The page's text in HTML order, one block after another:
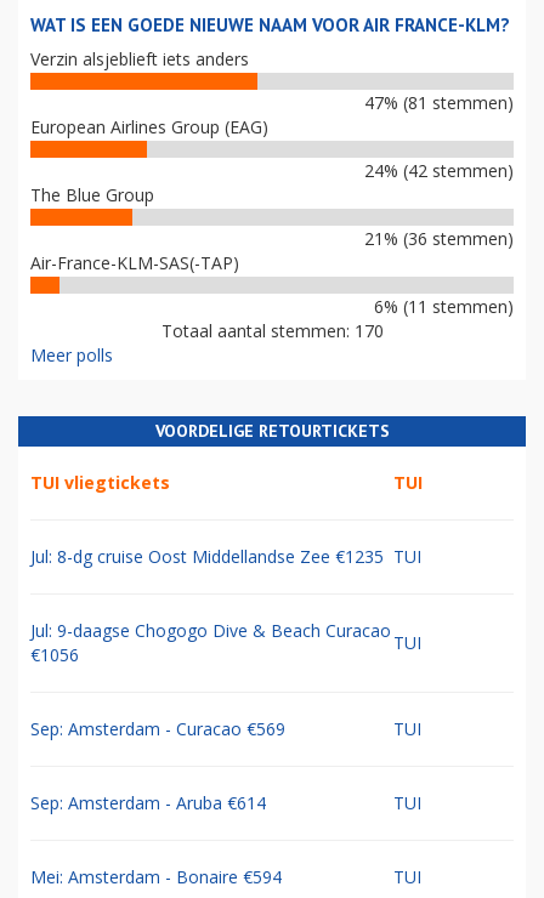
WAT IS EEN GOEDE NIEUWE NAAM VOOR AIR FRANCE-KLM?
Verzin alsjeblieft iets anders
47% (81 stemmen)
European Airlines Group (EAG)
24% (42 stemmen)
The Blue Group
21% (36 stemmen)
Air-France-KLM-SAS(-TAP)
6% (11 stemmen)
Totaal aantal stemmen: 170
Meer polls
VOORDELIGE RETOURTICKETS
TUI vliegtickets TUI
Jul: 8-dg cruise Oost Middellandse Zee €1235 TUI
Jul: 9-daagse Chogogo Dive & Beach Curacao
€1056
TUI
Sep: Amsterdam - Curacao €569 TUI
Sep: Amsterdam - Aruba €614 TUI
Mei: Amsterdam - Bonaire €594 TUI